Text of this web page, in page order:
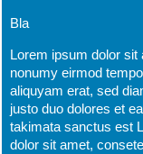
Bla
Lorem ipsum dolor sit
nonumy eirmod
aliquyam erat, sed
justo duo dolores et
takimata sanctus est
dolor sit amet,